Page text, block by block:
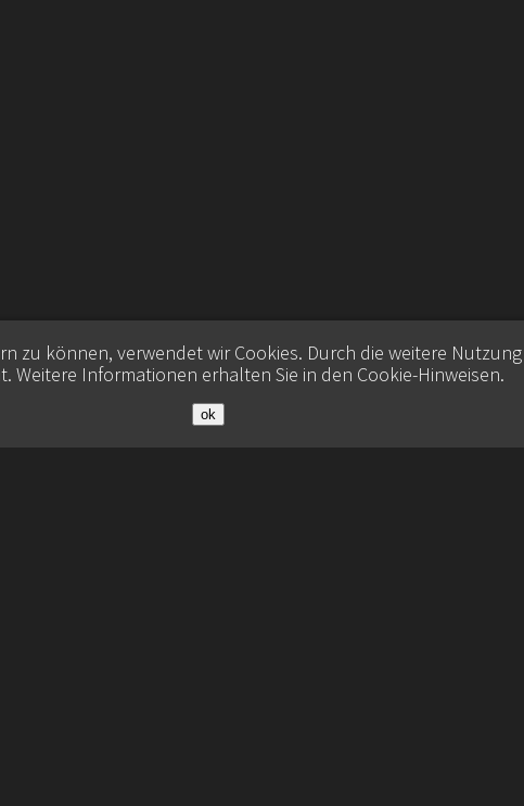
können, verwendet wir Cookies. Durch die weitere
Weitere Informationen erhalten Sie in den Cookie-Hinweisen.
ok